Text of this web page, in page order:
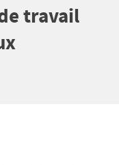
travail